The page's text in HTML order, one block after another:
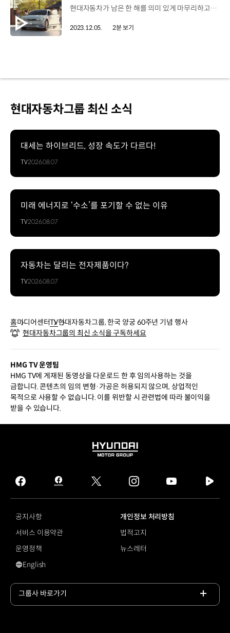
현대자동차가 남은 한 해를 의미 있게 마무리하고, 새해에는 소중한 사람들의 소원이 모두 이루어지도록 노래하자는 뜻을 담아 새해맞이 카운트다운 세리머니와 연계한 ‘Sing Your Wish’ 캠페인을 진행했습니다. 가수 규현, 권진아, 샘 김이 새해 소망을 담아 부른 음원 ‘Wish’를 지난달 1일, 현대차 공식 유튜브 채널인 어바웃현대에 공개하고 지난달 2일부터 12일까지 서울 뚝섬유원지역 앞 광장에서 아이오닉 5와 코나 일렉트릭의 실내를 노래부스로 연출해 제작한 'Wish Song Car'와 체험존을 운영했습니다. 또한, JTBC ‘비긴어게인 오픈마이크’ 버스킹을 포함해 고객들이 바라는 소원을 선정하고 실시간 드론 공연을 선보이는 ‘드론 라이브 쇼’도 진행했습니다. 버스킹 공연과 현장영상이 담긴 비긴어게인 오픈마이크는 12월 5일 오늘 밤, JTBC를 통해 방영되며 드론 쇼와 당사의 새해 소망을 담은 메시지 영상은 오는 12월 31일 JTBC와 현대차 공식 유튜브 채널을 통해 확인하실 수 있습니다.
2023.12.05. 2분 보기
현대자동차그룹 최신 소식
대세는 하이브리드, 성장 속도가 다르다!
TV2026.08.07
미래 에너지로 ‘수소’를 포기할 수 없는 이유
TV2026.08.07
자동차는 달리는 전자제품이다?
TV2026.08.07
홈미디어센터TV현대자동차그룹, 한국 양궁 60주년 기념 행사
현대자동차그룹의 최신 소식을 구독하세요
HMG TV 운영팀
HMG TV에 게재된 동영상을 다운로드 한 후 임의사용하는 것을
금합니다. 콘텐츠의 임의 변형·가공은 허용되지 않으며, 상업적인
목적으로 사용할 수 없습니다. 이를 위반할 시 관련법에 따라 불이익을
받을 수 있습니다.
HYUNDAI
GROUP
facebook
hmg
journal
twitter instagram
tv
공지사항
개인정보 처리방침
서비스 이용약관
법적고지
운영정책
뉴스레터
영문 사이트로 이동
English
그룹사 바로가기